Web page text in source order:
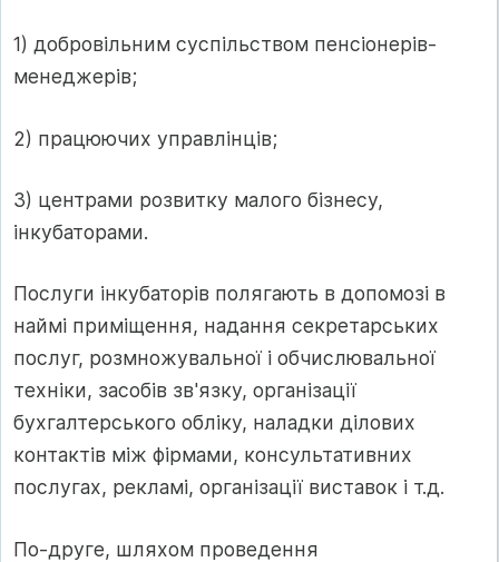
1) добровільним суспільством пенсіонерів-
менеджерів;
2) працюючих управлінців;
3) центрами розвитку малого бізнесу,
інкубаторами.
Послуги інкубаторів полягають в допомозі в
наймі приміщення, надання секретарських
послуг, розмножувальної і обчислювальної
техніки, засобів зв'язку, організації
бухгалтерського обліку, наладки ділових
контактів між фірмами, консультативних
послугах, рекламі, організації виставок і т.д.
По-друге, шляхом проведення